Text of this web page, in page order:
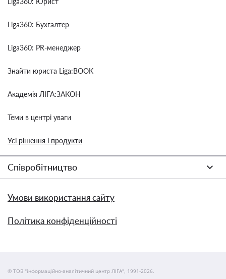
Liga360: Бухгалтер
Liga360: PR-менеджер
Знайти юриста Liga:BOOK
Академія ЛІГА:ЗАКОН
Теми в центрі уваги
Усі рішення і продукти
Співробітництво
Умови використання сайту
Політика конфіденційності
© ТОВ "інформаційно-аналітичний центр ЛІГА", 1991-2026.